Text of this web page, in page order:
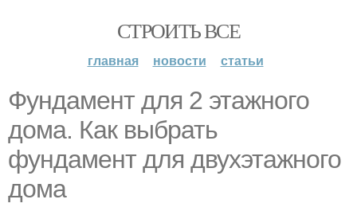
СТРОИТЬ ВСЕ
главная новости статьи
Фундамент для 2 этажного
дома. Как выбрать
фундамент для двухэтажного
дома